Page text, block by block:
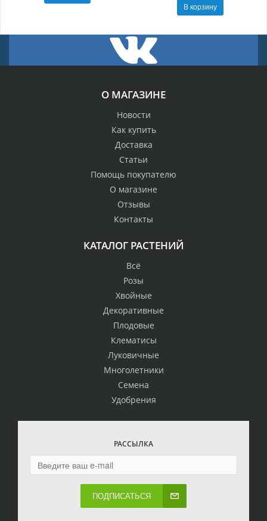
В корзину
О МАГАЗИНЕ
Новости
Как купить
Доставка
Статьи
Помощь покупателю
О магазине
Отзывы
Контакты
КАТАЛОГ РАСТЕНИЙ
Всё
Розы
Хвойные
Декоративные
Плодовые
Клематисы
Луковичные
Многолетники
Семена
Удобрения
РАССЫЛКА
ПОДПИСАТЬСЯ